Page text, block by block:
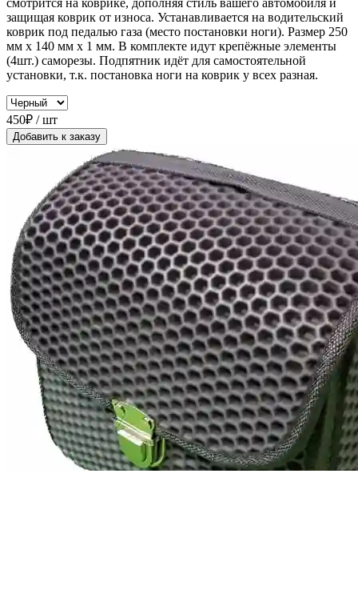
смотрится на коврике, дополняя стиль вашего автомобиля и
защищая коврик от износа. Устанавливается на водительский
коврик под педалью газа (место постановки ноги). Размер 250
мм x 140 мм x 1 мм. В комплекте идут крепёжные элементы
(4шт.) саморезы. Подпятник идёт для самостоятельной
установки, т.к. постановка ноги на коврик у всех разная.
450₽ / шт
Добавить к заказу